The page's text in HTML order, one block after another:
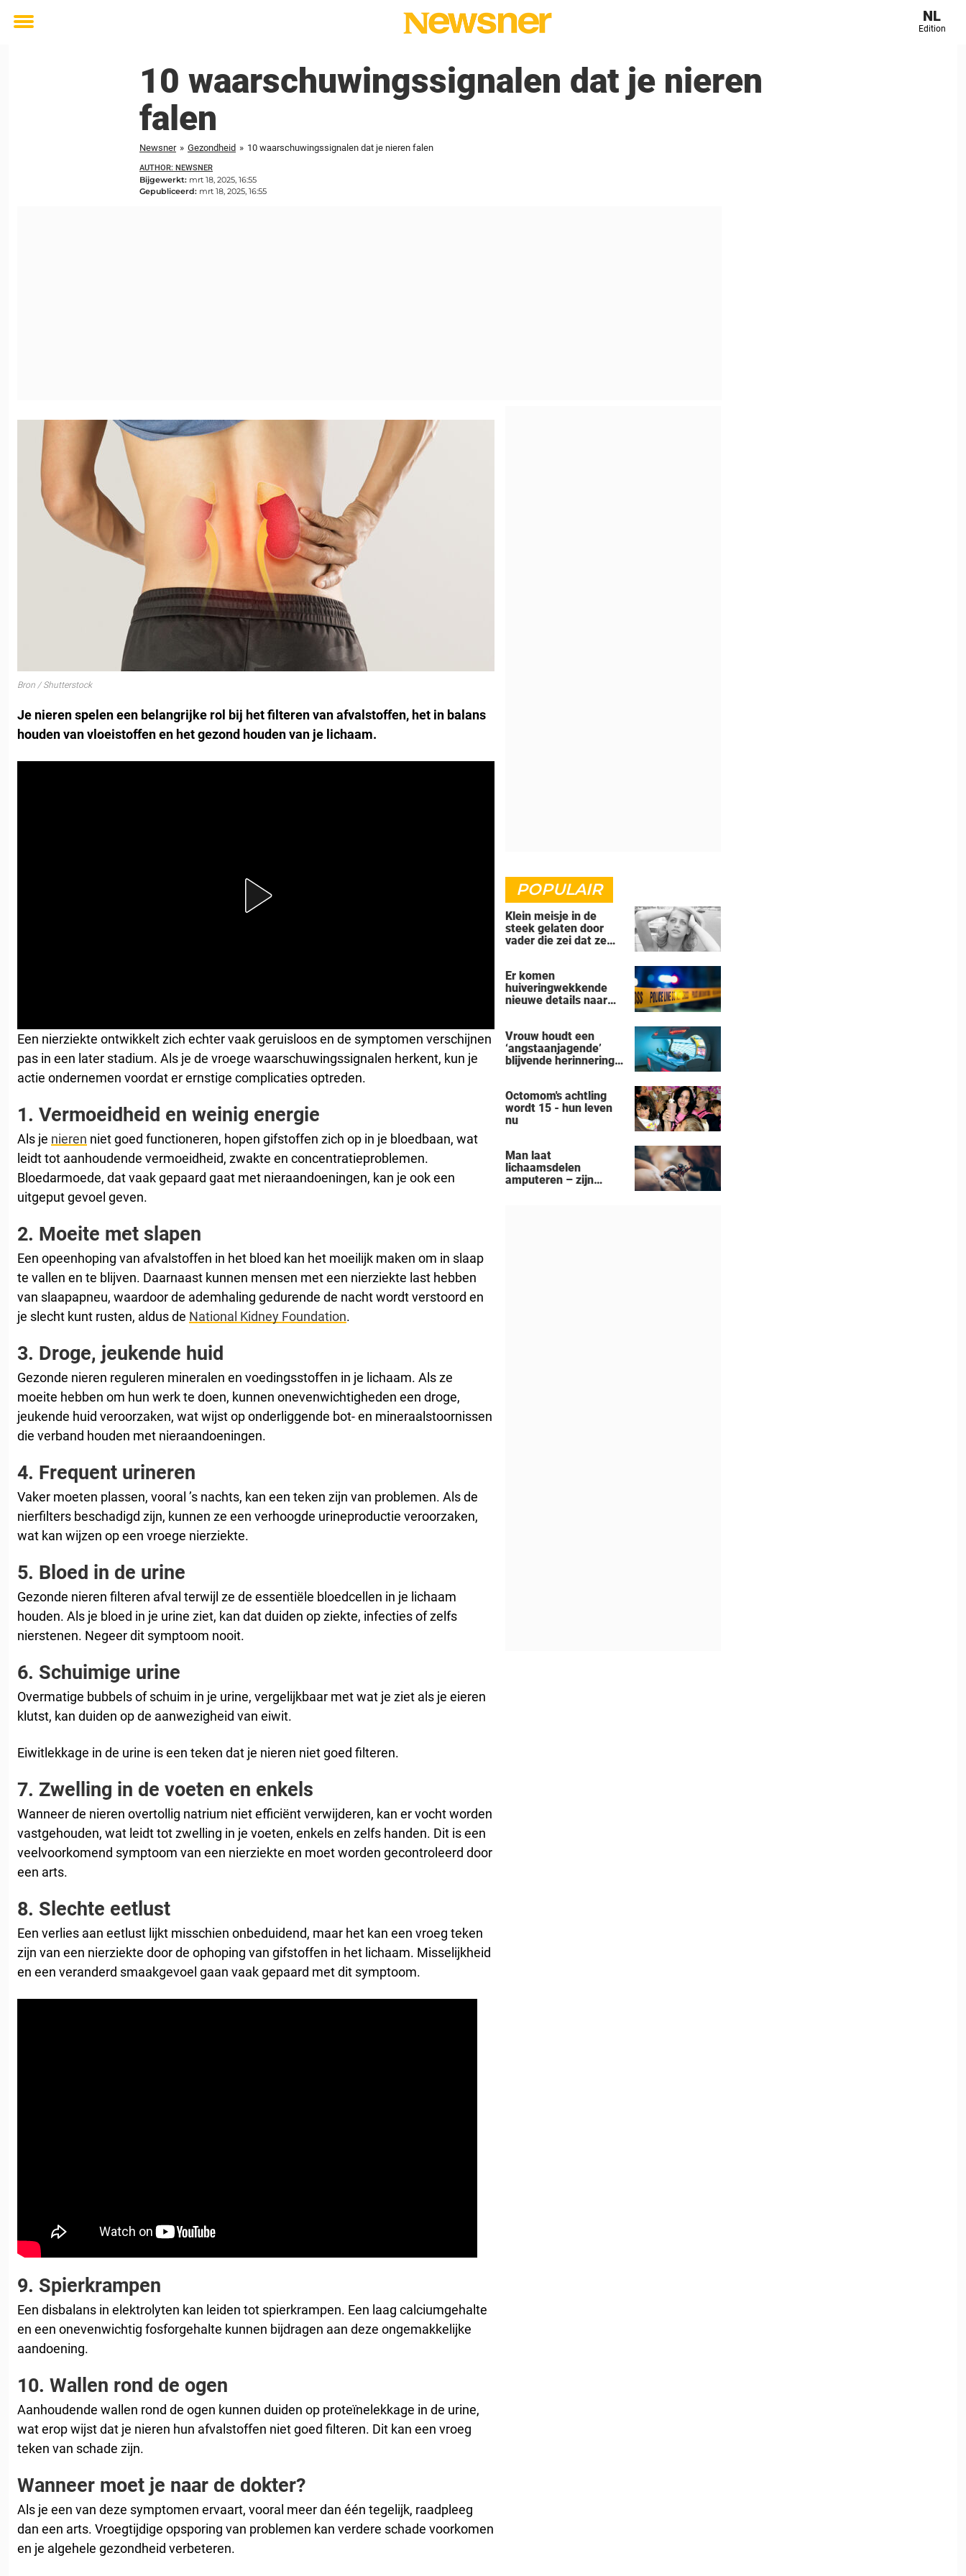
Toggle
NL
Edition
10 waarschuwingssignalen dat je nieren
falen
Newsner » Gezondheid » 10 waarschuwingssignalen dat je nieren falen
AUTHOR: NEWSNER
Bijgewerkt: mrt 18, 2025, 16:55
Gepubliceerd: mrt 18, 2025, 16:55
Bron / Shutterstock
Je nieren spelen een belangrijke rol bij het filteren van afvalstoffen, het in balans
houden van vloeistoffen en het gezond houden van je lichaam.
Een nierziekte ontwikkelt zich echter vaak geruisloos en de symptomen verschijnen
pas in een later stadium. Als je de vroege waarschuwingssignalen herkent, kun je
actie ondernemen voordat er ernstige complicaties optreden.
1. Vermoeidheid en weinig energie
Als je nieren niet goed functioneren, hopen gifstoffen zich op in je bloedbaan, wat
leidt tot aanhoudende vermoeidheid, zwakte en concentratieproblemen.
Bloedarmoede, dat vaak gepaard gaat met nieraandoeningen, kan je ook een
uitgeput gevoel geven.
2. Moeite met slapen
Een opeenhoping van afvalstoffen in het bloed kan het moeilijk maken om in slaap
te vallen en te blijven. Daarnaast kunnen mensen met een nierziekte last hebben
van slaapapneu, waardoor de ademhaling gedurende de nacht wordt verstoord en
je slecht kunt rusten, aldus de National Kidney Foundation.
3. Droge, jeukende huid
Gezonde nieren reguleren mineralen en voedingsstoffen in je lichaam. Als ze
moeite hebben om hun werk te doen, kunnen onevenwichtigheden een droge,
jeukende huid veroorzaken, wat wijst op onderliggende bot- en mineraalstoornissen
die verband houden met nieraandoeningen.
4. Frequent urineren
Vaker moeten plassen, vooral ’s nachts, kan een teken zijn van problemen. Als de
nierfilters beschadigd zijn, kunnen ze een verhoogde urineproductie veroorzaken,
wat kan wijzen op een vroege nierziekte.
5. Bloed in de urine
Gezonde nieren filteren afval terwijl ze de essentiële bloedcellen in je lichaam
houden. Als je bloed in je urine ziet, kan dat duiden op ziekte, infecties of zelfs
nierstenen. Negeer dit symptoom nooit.
6. Schuimige urine
Overmatige bubbels of schuim in je urine, vergelijkbaar met wat je ziet als je eieren
klutst, kan duiden op de aanwezigheid van eiwit.
Eiwitlekkage in de urine is een teken dat je nieren niet goed filteren.
7. Zwelling in de voeten en enkels
Wanneer de nieren overtollig natrium niet efficiënt verwijderen, kan er vocht worden
vastgehouden, wat leidt tot zwelling in je voeten, enkels en zelfs handen. Dit is een
veelvoorkomend symptoom van een nierziekte en moet worden gecontroleerd door
een arts.
8. Slechte eetlust
Een verlies aan eetlust lijkt misschien onbeduidend, maar het kan een vroeg teken
zijn van een nierziekte door de ophoping van gifstoffen in het lichaam. Misselijkheid
en een veranderd smaakgevoel gaan vaak gepaard met dit symptoom.
9. Spierkrampen
Een disbalans in elektrolyten kan leiden tot spierkrampen. Een laag calciumgehalte
en een onevenwichtig fosforgehalte kunnen bijdragen aan deze ongemakkelijke
aandoening.
10. Wallen rond de ogen
Aanhoudende wallen rond de ogen kunnen duiden op proteïnelekkage in de urine,
wat erop wijst dat je nieren hun afvalstoffen niet goed filteren. Dit kan een vroeg
teken van schade zijn.
Wanneer moet je naar de dokter?
Als je een van deze symptomen ervaart, vooral meer dan één tegelijk, raadpleeg
dan een arts. Vroegtijdige opsporing van problemen kan verdere schade voorkomen
en je algehele gezondheid verbeteren.
POPULAIR
Klein meisje in de
steek gelaten door
vader die zei dat ze
actrice
Er komen
huiveringwekkende
nieuwe details naar
zelfmoord door een
man uit Michigan op
een gezin van zeven
Vrouw houdt een
‘angstaanjagende’
blijvende herinnering
zonnebank
Octomom's achtling
wordt 15 - hun leven
nu
Man laat
lichaamsdelen
amputeren – zijn